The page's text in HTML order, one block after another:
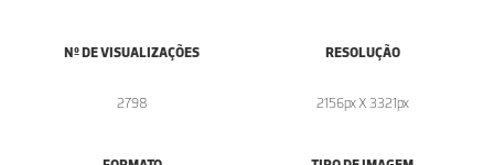
Nº DE VISUALIZAÇÕES
2798
RESOLUÇÃO
2156px X 3321px